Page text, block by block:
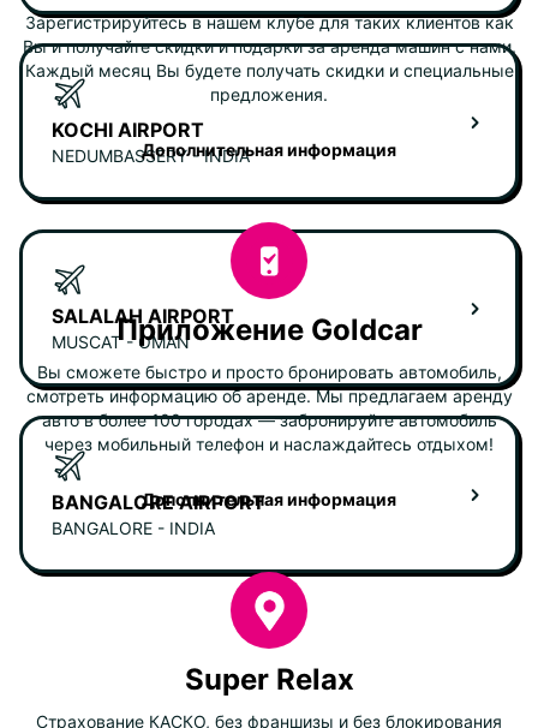
KOCHI AIRPORT
NEDUMBASSERY - INDIA
SALALAH AIRPORT
MUSCAT - OMAN
BANGALORE AIRPORT
BANGALORE - INDIA
Зарегистрируйтесь в нашем клубе для таких клиентов как
Вы и получайте скидки и подарки за аренда машин с нами.
Каждый месяц Вы будете получать скидки и специальные
предложения.
Дополнительная информация
Приложение Goldcar
Вы сможете быстро и просто бронировать автомобиль,
смотреть информацию об аренде. Мы предлагаем аренду
авто в более 100 городах — забронируйте автомобиль
через мобильный телефон и наслаждайтесь отдыхом!
Дополнительная информация
Super Relax
Страхование КАСКО, без франшизы и без блокирования